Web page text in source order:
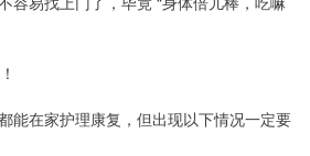
能在家护理康复，但出现以下情况一定要